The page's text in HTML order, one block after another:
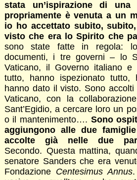
stata un’ispirazione di
propriamente è venuta a un
io ho accettato subito,
visto che era lo Spirito che
sono state fatte in regola:
documenti, i tre governi – lo
Vaticano, il Governo italiano
tutto, hanno ispezionato
hanno dato il visto. Sono accolti
Vaticano, con la
Sant’Egidio, a cercare loro un
o il mantenimento…. Sono
aggiungono alle due
accolte già nelle due
Secondo. Questa mattina,
senatore Sanders che era
Fondazione Centesimus Annus